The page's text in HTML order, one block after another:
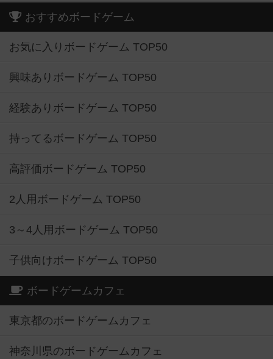
おすすめボードゲーム
お気に入りボードゲーム TOP50
興味ありボードゲーム TOP50
経験ありボードゲーム TOP50
持ってるボードゲーム TOP50
高評価ボードゲーム TOP50
2人用ボードゲーム TOP50
3～4人用ボードゲーム TOP50
子供向けボードゲーム TOP50
ボードゲームカフェ
東京都のボードゲームカフェ
神奈川県のボードゲームカフェ